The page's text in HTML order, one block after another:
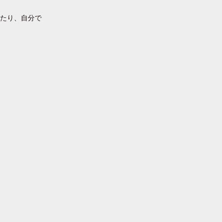
り、自分で